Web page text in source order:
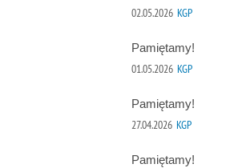
02.05.2026 KGP
Pamiętamy!
01.05.2026 KGP
Pamiętamy!
27.04.2026 KGP
Pamiętamy!